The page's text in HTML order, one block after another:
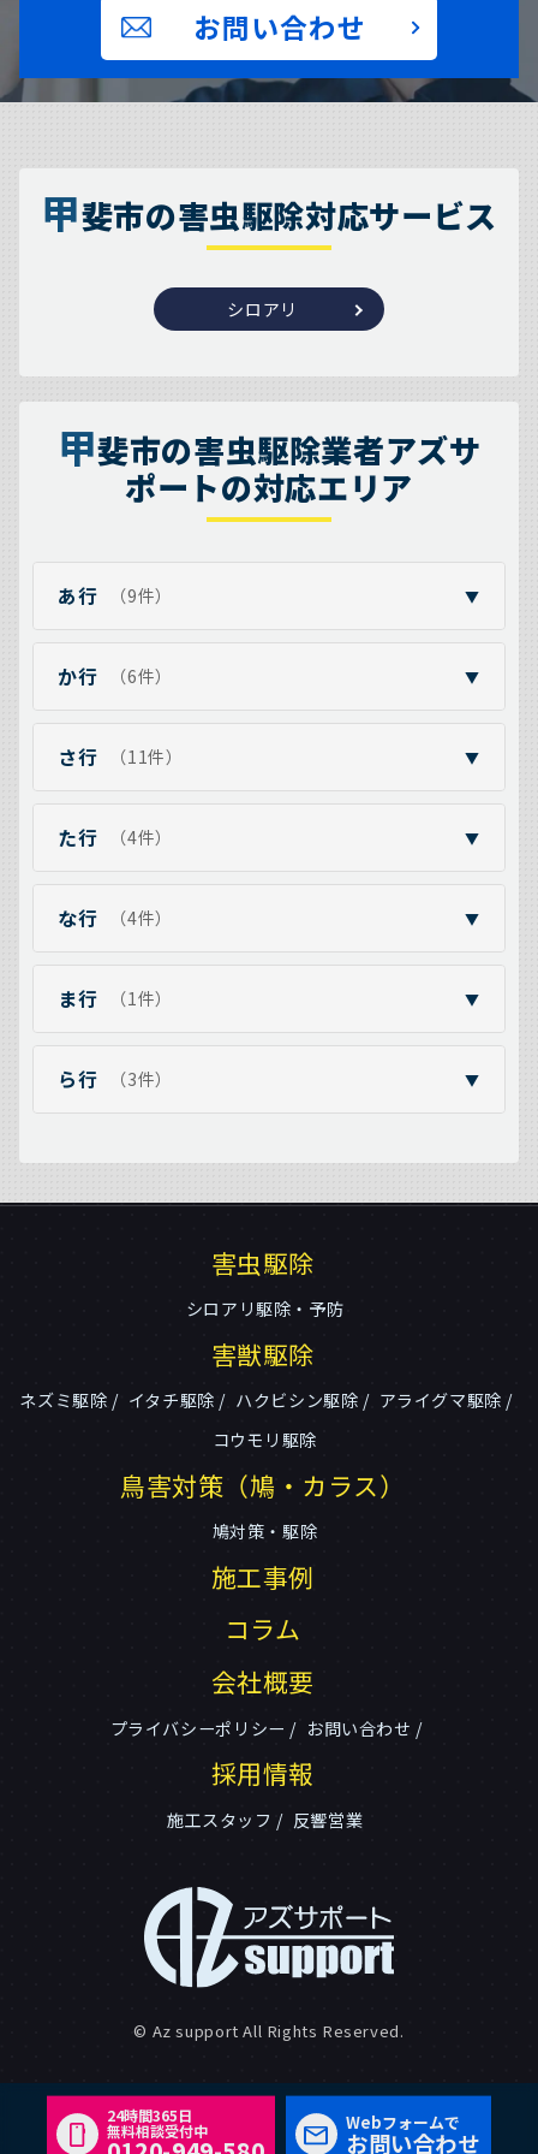
お問い合わせ
甲斐市の害虫駆除対応サービス
シロアリ
甲斐市の害虫駆除業者アズサ
ポートの対応エリア
あ行 （9件） ▼
か行 （6件） ▼
さ行 （11件） ▼
た行 （4件） ▼
な行 （4件） ▼
ま行 （1件） ▼
ら行 （3件） ▼
害虫駆除
シロアリ駆除・予防
害獣駆除
ネズミ駆除 イタチ駆除 ハクビシン駆除
アライグマ駆除
コウモリ駆除
鳥害対策（鳩・カラス）
鳩対策・駆除
施工事例
コラム
会社概要
プライバシーポリシー お問い合わせ
採用情報
施工スタッフ 反響営業
© Az support All Rights Reserved.
24時間365日
無料相談受付中 Webフォームで
お問い合わせ